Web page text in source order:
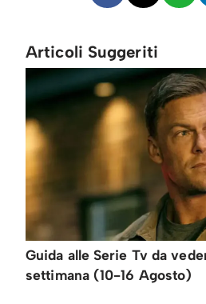
Articoli Suggeriti
Guida alle Serie Tv da
settimana (10-16 Agosto)